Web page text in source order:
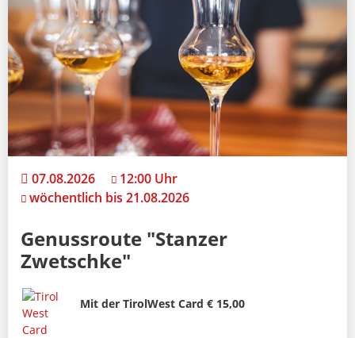
07.08.2026
12:00 Uhr
wöchentlich bis 21.08.2026
Genussroute "Stanzer
Zwetschke"
Bild
Beschreibung
Mit der TirolWest Card € 15,00